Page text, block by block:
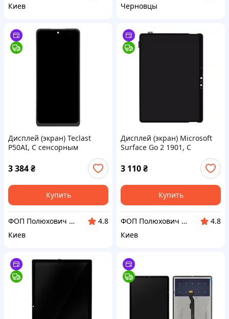
Киев
Черновцы
Дисплей (экран) Teclast
P50AI, С сенсорным
3 384₴
Купить
ФОП Полюхович Л.Г.
4.8
Киев
Дисплей (экран) Microsoft
Surface Go 2 1901, С
Черный
3 110₴
Купить
ФОП Полюхович Л.Г.
4.8
Киев